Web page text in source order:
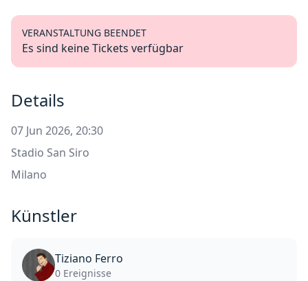
VERANSTALTUNG BEENDET
Es sind keine Tickets verfügbar
Details
07 Jun 2026, 20:30
Stadio San Siro
Milano
Künstler
Tiziano Ferro
0 Ereignisse